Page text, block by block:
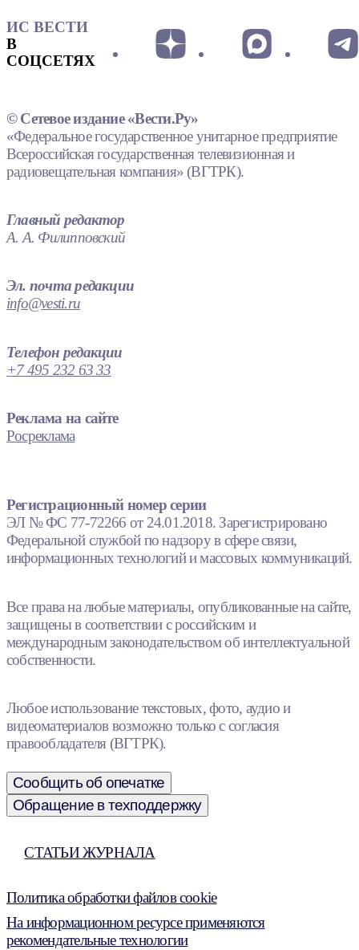
ИС ВЕСТИ
В
СОЦСЕТЯХ
© Сетевое издание «Вести.Ру»
«Федеральное государственное унитарное предприятие
Всероссийская государственная телевизионная и
радиовещательная компания» (ВГТРК).
Главный редактор
А. А. Филипповский
Эл. почта редакции
info@vesti.ru
Телефон редакции
+7 495 232 63 33
Реклама на сайте
Росреклама
Регистрационный номер серии
ЭЛ № ФС 77-72266 от 24.01.2018. Зарегистрировано
Федеральной службой по надзору в сфере связи,
информационных технологий и массовых коммуникаций.
Все права на любые материалы, опубликованные на сайте,
защищены в соответствии с российским и
международным законодательством об интеллектуальной
собственности.
Любое использование текстовых, фото, аудио и
видеоматериалов возможно только с согласия
правообладателя (ВГТРК).
Сообщить об опечатке
Обращение в техподдержку
СТАТЬИ ЖУРНАЛА
Политика обработки файлов cookie
На информационном ресурсе применяются
рекомендательные технологии